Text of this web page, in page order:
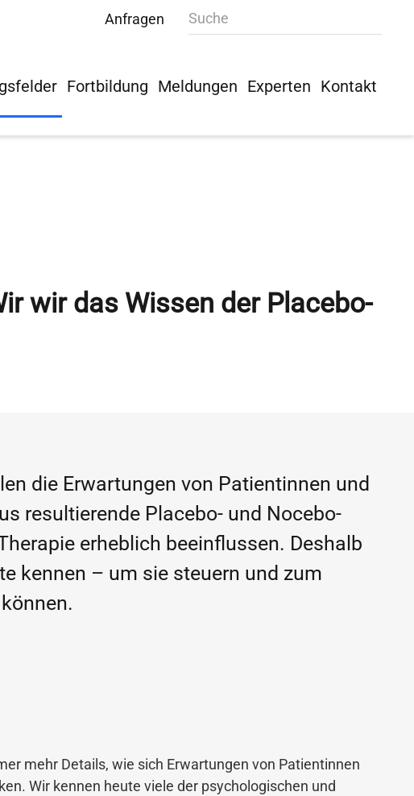
Anfragen
Fortbildung Meldungen Experten Kontakt
wir das Wissen der Placebo-
die Erwartungen von Patientinnen und
resultierende Placebo- und Nocebo-
erheblich beeinflussen. Deshalb
kennen – um sie steuern und zum
mehr Details, wie sich Erwartungen von Patientinnen
Wir kennen heute viele der psychologischen und